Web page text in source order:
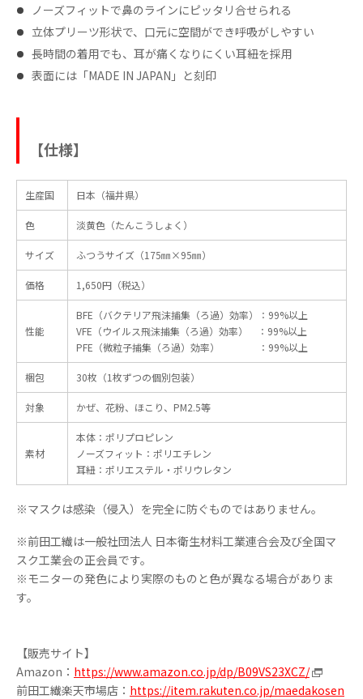
ノーズフィットで⿐のラインにピッタリ合せられる
⽴体プリーツ形状で、⼝元に空間ができ呼吸がしやすい
⻑時間の着⽤でも、⽿が痛くなりにくい⽿紐を採⽤
表面には「MADE IN JAPAN」と刻印
【仕様】
生産国 日本（福井県）
色 淡黄色（たんこうしょく）
サイズ ふつうサイズ（175㎜×95㎜）
価格 1,650円（税込）
性能
BFE（バクテリア飛沫捕集（ろ過）効率）：99%以上
VFE（ウイルス飛沫捕集（ろ過）効率） ：99%以上
PFE（微粒子捕集（ろ過）効率） ：99%以上
梱包 30枚（1枚ずつの個別包装）
対象 かぜ、花粉、ほこり、PM2.5等
素材
本体：ポリプロピレン
ノーズフィット：ポリエチレン
耳紐：ポリエステル・ポリウレタン
※マスクは感染（侵入）を完全に防ぐものではありません。
※前田工繊は一般社団法人 日本衛生材料工業連合会及び全国マ
スク工業会の正会員です。
※モニターの発色により実際のものと色が異なる場合がありま
す。
【販売サイト】
Amazon： https://www.amazon.co.jp/dp/B09VS23XCZ/
前田工繊楽天市場店： https://item.rakuten.co.jp/maedakosen